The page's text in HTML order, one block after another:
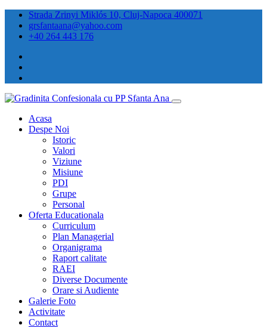
Strada Zrinyi Miklós 10, Cluj-Napoca 400071
grsfantaana@yahoo.com
+40 264 443 176
Acasa
Despe Noi
Istoric
Valori
Viziune
Misiune
PDI
Grupe
Personal
Oferta Educationala
Curriculum
Plan Managerial
Organigrama
Raport calitate
RAEI
Diverse Documente
Orare si Audiente
Galerie Foto
Activitate
Contact